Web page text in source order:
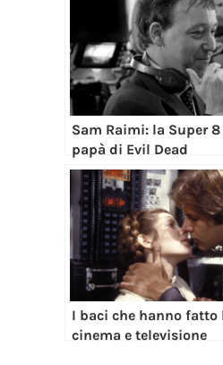
Sam Raimi: la Super
papà di Evil Dead
I baci che hanno fatto
cinema e televisione